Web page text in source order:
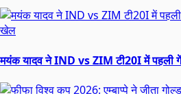
खेल
मयंक यादव ने IND vs ZIM टी20I में पहली